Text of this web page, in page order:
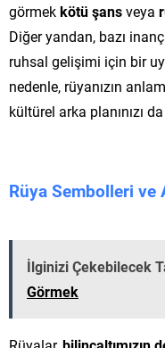
görmekkötü şansveya
Diğer yandan, bazı
ruhsal gelişimi için bir
nedenle, rüyanızın
kültürel arka planınızı
Rüya Sembolleri ve
İlginizi Çekebilecek
Görmek